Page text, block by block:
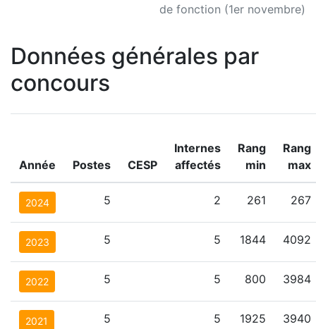
de fonction (1er novembre)
Données générales par
concours
Année Postes CESP
Internes
affectés
Rang
min
Rang
max
2024 5 2 261 267
2023 5 5 1844 4092
2022 5 5 800 3984
2021 5 5 1925 3940